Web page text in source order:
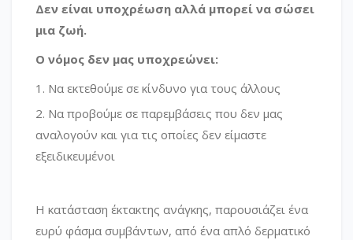
Δεν είναι υποχρέωση αλλά μπορεί να σώσει
μια ζωή.
Ο νόμος δεν μας υποχρεώνει:
Να εκτεθούμε σε κίνδυνο για τους άλλους
Να προβούμε σε παρεμβάσεις που δεν μας
αναλογούν και για τις οποίες δεν είμαστε
εξειδικευμένοι
Η κατάσταση έκτακτης ανάγκης, παρουσιάζει ένα
ευρύ φάσμα συμβάντων, από ένα απλό δερματικό